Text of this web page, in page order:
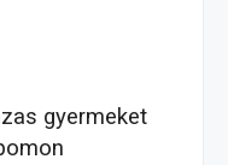
gyermeket